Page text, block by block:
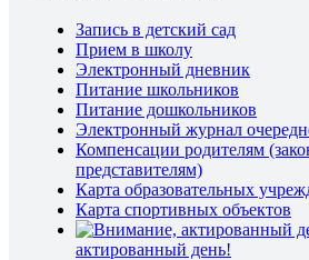
Запись в детский сад
Прием в школу
Электронный дневник
Питание школьников
Питание дошкольников
Электронный журнал
Компенсации родителям
представителям)
Карта образовательных
Карта спортивных объектов
актированный день!